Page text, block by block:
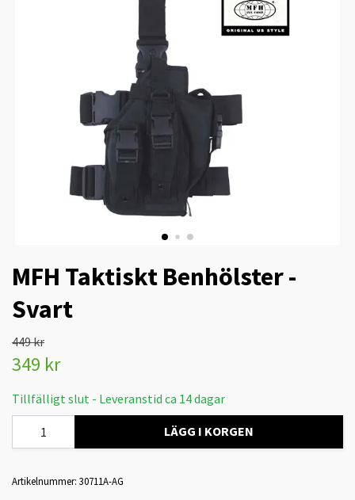
MFH Taktiskt Benhölster -
Svart
449 kr
349 kr
Tillfälligt slut - Leveranstid ca 14 dagar
LÄGG I KORGEN
Artikelnummer: 30711A-AG